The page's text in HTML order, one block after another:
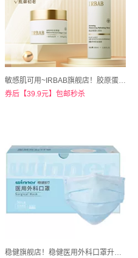
敏感肌可用~IRBAB旗舰店！胶原蛋白多肽提拉紧致抗皱套盒
券后【39.9元】包邮秒杀
稳健旗舰店！稳健医用外科口罩升级棉里层拍2发3共150只